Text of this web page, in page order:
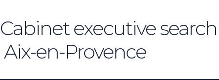
Cabinet executive search
Aix-en-Provence